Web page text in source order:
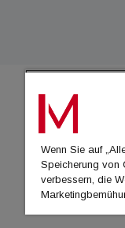
Wenn Sie auf
Speicherung von
verbessern, die